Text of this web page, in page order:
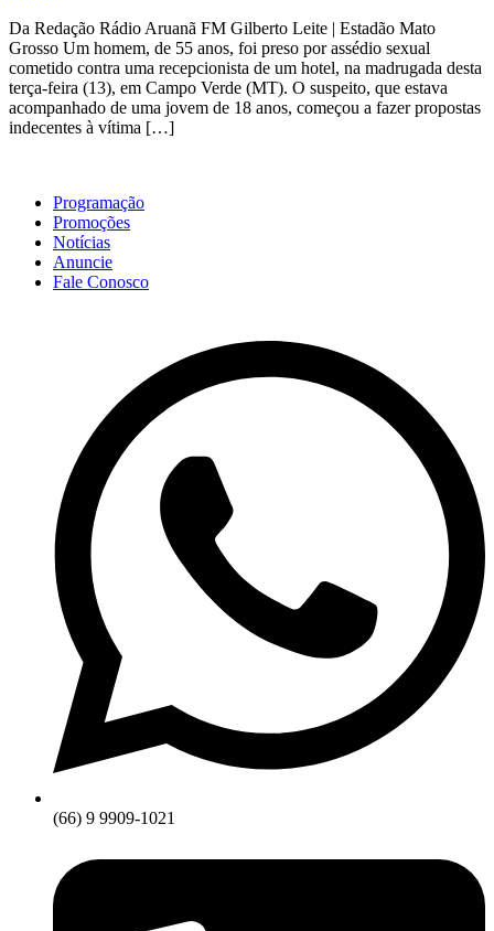
Da Redação Rádio Aruanã FM Gilberto Leite | Estadão Mato
Grosso Um homem, de 55 anos, foi preso por assédio sexual
cometido contra uma recepcionista de um hotel, na madrugada desta
terça-feira (13), em Campo Verde (MT). O suspeito, que estava
acompanhado de uma jovem de 18 anos, começou a fazer propostas
indecentes à vítima […]
Programação
Promoções
Notícias
Anuncie
Fale Conosco
(66) 9 9909-1021